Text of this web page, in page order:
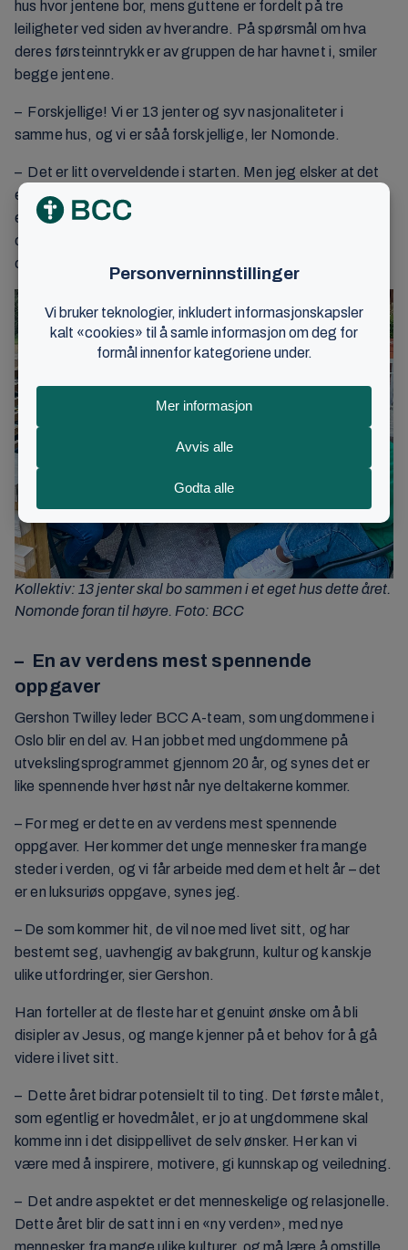
hus hvor jentene bor, mens guttene er fordelt på tre
leiligheter ved siden av hverandre. På spørsmål om hva
deres førsteinntrykk er av gruppen de har havnet i, smiler
begge jentene.
– Forskjellige! Vi er 13 jenter og syv nasjonaliteter i
samme hus, og vi er såå forskjellige, ler Nomonde.
– Det er litt overveldende i starten. Men jeg elsker at det
er så mange kulturer fra hele verden. Jentene jeg bor med
er veldig skjønne alle sammen, og vi kommer allerede godt
overens. Jeg føler meg utrolig heldig og velsignet som får
oppleve dette, sier Susanna.
Kollektiv: 13 jenter skal bo sammen i et eget hus dette året.
Nomonde foran til høyre. Foto: BCC
– En av verdens mest spennende
oppgaver
Gershon Twilley leder BCC A-team, som ungdommene i
Oslo blir en del av. Han jobbet med ungdommene på
utvekslingsprogrammet gjennom 20 år, og synes det er
like spennende hver høst når nye deltakerne kommer.
– For meg er dette en av verdens mest spennende
oppgaver. Her kommer det unge mennesker fra mange
steder i verden, og vi får arbeide med dem et helt år – det
er en luksuriøs oppgave, synes jeg.
– De som kommer hit, de vil noe med livet sitt, og har
bestemt seg, uavhengig av bakgrunn, kultur og kanskje
ulike utfordringer, sier Gershon.
Han forteller at de fleste har et genuint ønske om å bli
disipler av Jesus, og mange kjenner på et behov for å gå
videre i livet sitt.
– Dette året bidrar potensielt til to ting. Det første målet,
som egentlig er hovedmålet, er jo at ungdommene skal
komme inn i det disippellivet de selv ønsker. Her kan vi
være med å inspirere, motivere, gi kunnskap og veiledning.
– Det andre aspektet er det menneskelige og relasjonelle.
Dette året blir de satt inn i en «ny verden», med nye